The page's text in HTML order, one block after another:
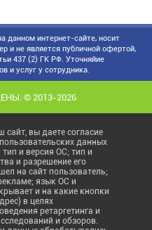
данном интернет-сайте, носит
и не является публичной офертой,
437 (2) ГК РФ. Уточняйие
и услуг у сотрудника.
© 2013-2026
вы даете согласие
данных
и версия ОС; тип и
и разрешение его
на сайт пользователь;
язык ОС и
и на какие кнопки
в целях
ретаргетинга и
и обзоров.